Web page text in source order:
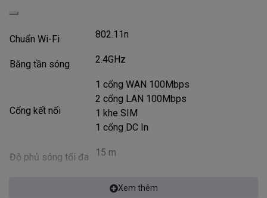
Chuẩn Wi-Fi 802.11n
Băng tần sóng 2.4GHz
Cổng kết nối
1 cổng WAN 100Mbps
2 cổng LAN 100Mbps
1 khe SIM
1 cổng DC In
Độ phủ sóng tối đa 15 m
Xem thêm